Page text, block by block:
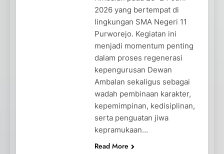
2026 yang bertempat di
lingkungan SMA Negeri 11
Purworejo. Kegiatan ini
menjadi momentum penting
dalam proses regenerasi
kepengurusan Dewan
Ambalan sekaligus sebagai
wadah pembinaan karakter,
kepemimpinan, kedisiplinan,
serta penguatan jiwa
kepramukaan…
Read More